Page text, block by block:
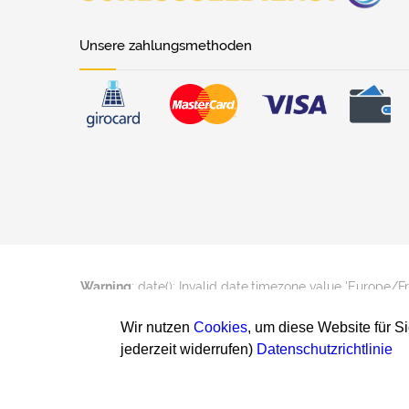
Unsere zahlungsmethoden
Warning: date(): Invalid date.timezone value 'Europe/
Warning: date(): Invalid date.timezone value 'Europe/
Wir nutzen Cookies, um diese Website für
jederzeit widerrufen) Datenschutzrichtlinie